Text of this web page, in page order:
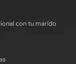
con tu marido